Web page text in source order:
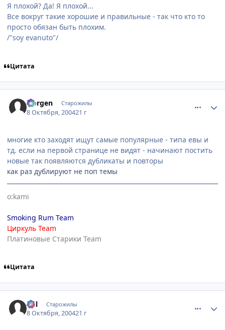
Я плохой? Да! Я плохой...
Все вокруг такие хорошие и правильные - так что кто то
просто обязан быть плохим.
/"soy evanuto"/
Цитата
Norgen Старожилы
8 Октября, 200421 г
многие кто заходят ищут самые популярные - типа евы и
тд. если на первой странице не видят - начинают постить
новые так появляются дубликаты и повторы
как раз дублируют не поп темы
o:kami
Smoking Rum Team
Циркуль Team
Платиновые Старики Team
Цитата
Stil Старожилы
8 Октября, 200421 г